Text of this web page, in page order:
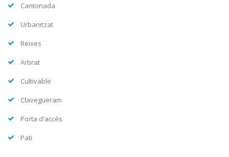
Cantonada
Urbanitzat
Reixes
Arbrat
Cultivable
Clavegueram
Porta d'accés
Pati